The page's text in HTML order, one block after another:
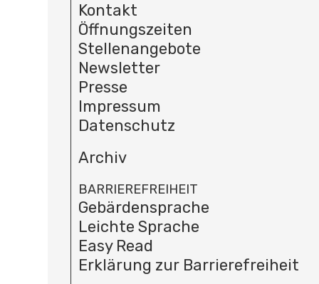
Kontakt
Öffnungszeiten
Stellenangebote
Newsletter
Presse
Impressum
Datenschutz
Archiv
BARRIEREFREIHEIT
Gebärdensprache
Leichte Sprache
Easy Read
Erklärung zur Barrierefreiheit